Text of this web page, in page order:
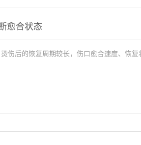
愈合状态
伤后的恢复周期较长，伤口愈合速度、恢